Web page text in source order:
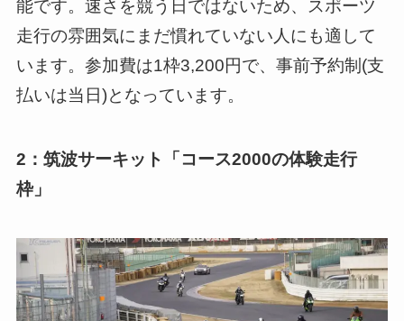
能です。速さを競う日ではないため、スポーツ
走行の雰囲気にまだ慣れていない人にも適して
います。参加費は1枠3,200円で、事前予約制(支
払いは当日)となっています。
2：筑波サーキット「コース2000の体験走行
枠」